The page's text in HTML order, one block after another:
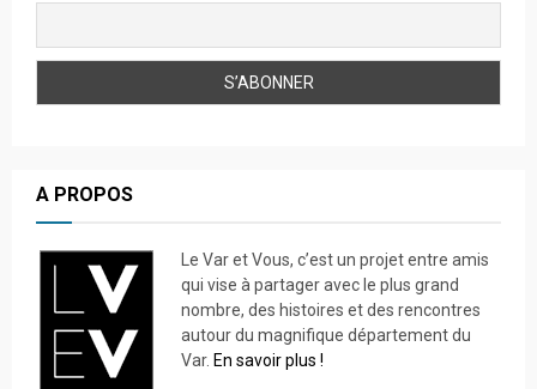
A PROPOS
Le Var et Vous, c’est un projet entre amis
qui vise à partager avec le plus grand
nombre, des histoires et des rencontres
autour du magnifique département du
Var. En savoir plus !